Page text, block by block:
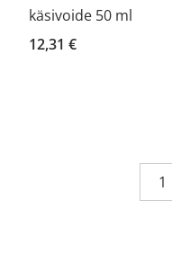
käsivoide 50 ml
12,31 €